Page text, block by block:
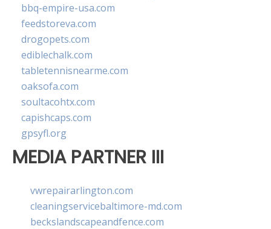
bbq-empire-usa.com
feedstoreva.com
drogopets.com
ediblechalk.com
tabletennisnearme.com
oaksofa.com
soultacohtx.com
capishcaps.com
gpsyfl.org
MEDIA PARTNER III
vwrepairarlington.com
cleaningservicebaltimore-md.com
beckslandscapeandfence.com